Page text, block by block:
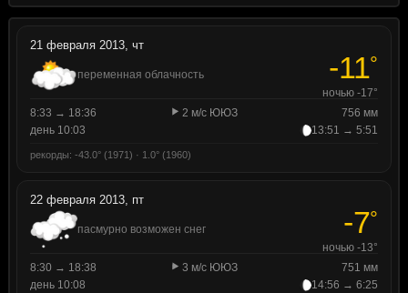
21 февраля 2013, чт
переменная облачность -11°
ночью -17°
8:33 → 18:36
2 м/с ЮЮЗ
756 мм
день 10:03
13:51 → 5:51
рекорды: -43.0° (1971) · 1.0° (1960)
22 февраля 2013, пт
пасмурно возможен снег -7°
ночью -13°
8:30 → 18:38
3 м/с ЮЮЗ
751 мм
день 10:08
14:56 → 6:25